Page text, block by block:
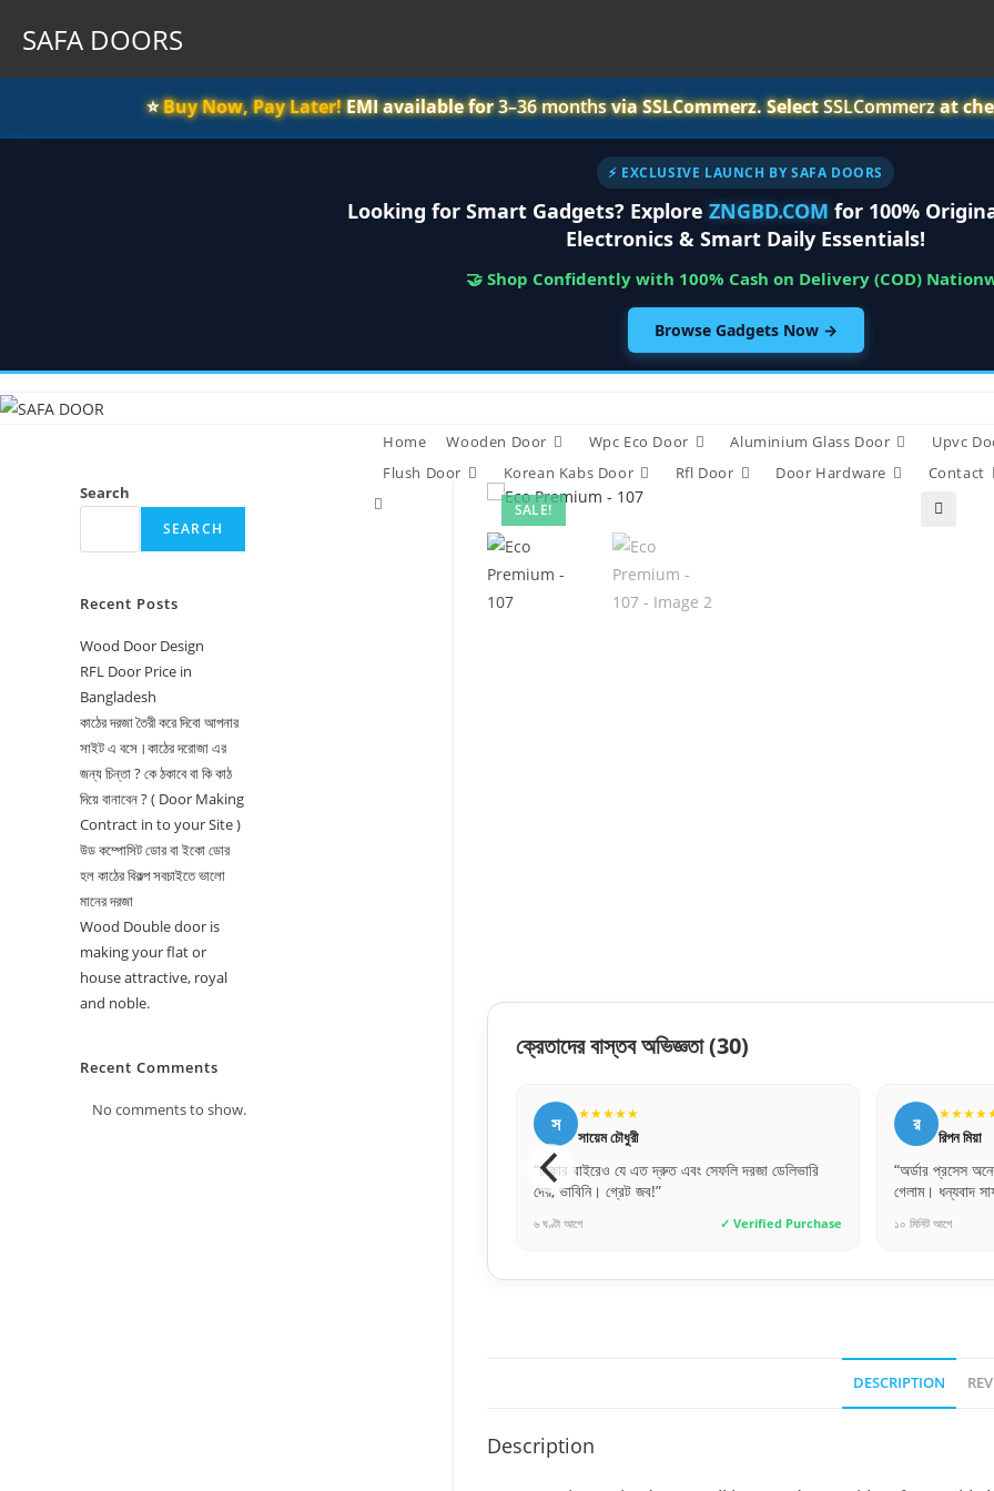
SAFA DOORS
⭐️Buy Now, Pay Later!EMI available for3–36 monthsvia SSLCommerz. SelectSSLCommerzat
⚡ EXCLUSIVE LAUNCH BY SAFA DOORS
Looking for Smart Gadgets? Explore ZNGBD.COM for 100%
Electronics & Smart Daily Essentials!
🤝 Shop Confidently with 100% Cash on Delivery (COD)
Browse Gadgets Now →
to
Home Wooden Door Wpc Eco Door Aluminium Glass Door
Upvc
Flush Door
Korean Kabs Door Rfl Door Door Hardware Contact
Toggle
SALE!
ক্রেতাদের বাস্তব অভিজ্ঞতা(30)
★★★★★ স ★★★★★
সায়েম চৌধুরী
“ঢাকার বাইরেও যে এত দ্রুত এবং সেফলি দরজা ডেলিভারি
দেয়, ভাবিনি। গ্রেট জব!”
৬ ঘণ্টা আগে ✓ Verified Purchase
র
রিপন মিয়া
“অর্ডার প্রসেস
গেলাম। ধন্যবাদ
১০ মিনিট আগে
DESCRIPTION
Description
Search
SEARCH
Recent Posts
Wood Door Design
RFL Door Price in
Bangladesh
কাঠের দরজা তৈরী করে দিবো আপনার
সাইট এ বসে।কাঠের দরোজা এর
জন্য চিন্তা ? কে ঠকাবে বা কি কাঠ
দিয়ে বানাবেন ? ( Door Making
Contract in to your Site )
উড কম্পোসিট ডোর বা ইকো ডোর
হল কাঠের বিকল্প সবচাইতে ভালো
মানের দরজা
Wood Double door is
making your flat or
house attractive, royal
and noble.
Recent Comments
No comments to show.